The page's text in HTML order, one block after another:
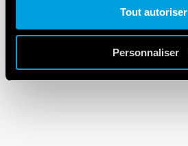
Tout autoriser
Personnaliser